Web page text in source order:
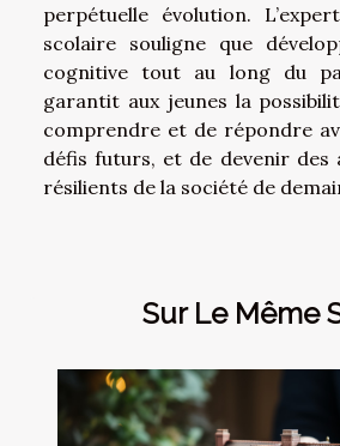
perpétuelle évolution.
scolaire souligne que
cognitive tout au long du
garantit aux jeunes la
comprendre et de répondre
défis futurs, et de devenir des
résilients de la société de
Sur Le Même